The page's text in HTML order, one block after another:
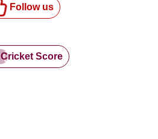
Follow us
Cricket Score